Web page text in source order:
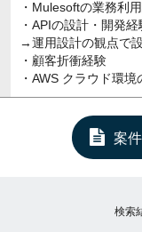
・Mulesoftの業務利
・APIの設計・開発
→運用設計の観点で
・顧客折衝経験
・AWS クラウド環
案
検索